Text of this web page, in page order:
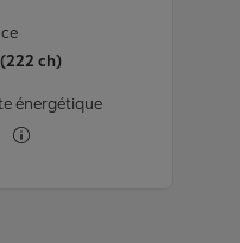
ch)
énergétique